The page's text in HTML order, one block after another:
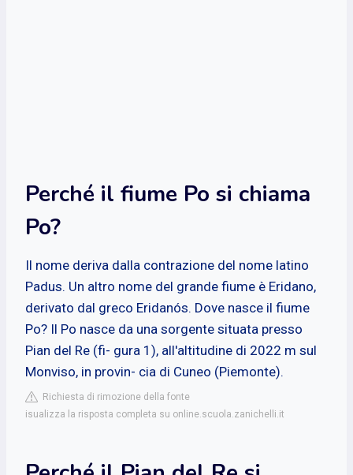
Perché il fiume Po si chiama
Po?
Il nome deriva dalla contrazione del nome latino
Padus. Un altro nome del grande fiume è Eridano,
derivato dal greco Eridanós. Dove nasce il fiume
Po? Il Po nasce da una sorgente situata presso
Pian del Re (fi- gura 1), all'altitudine di 2022 m sul
Monviso, in provin- cia di Cuneo (Piemonte).
Richiesta di rimozione della fonte
isualizza la risposta completa su online.scuola.zanichelli.it